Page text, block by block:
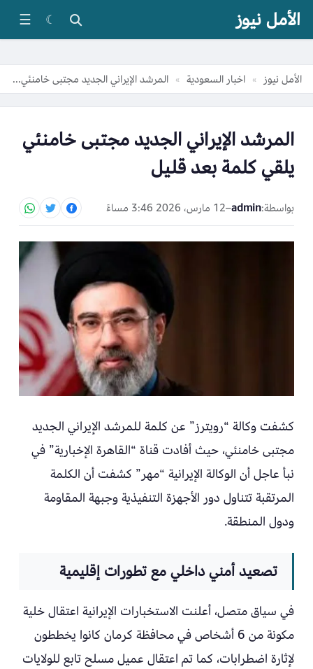
الأمل نيوز ☾
☰
الأمل نيوز » اخبار السعودية » المرشد الإيراني الجديد مجتبى خامنئي يلقي كلمة بعد قليل
المرشد الإيراني الجديد مجتبى خامنئي
يلقي كلمة بعد قليل
بواسطة:admin
–12 مارس، 2026 3:46 مساءً
كشفت وكالة “رويترز” عن كلمة للمرشد الإيراني الجديد
مجتبى خامنئي، حيث أفادت قناة “القاهرة الإخبارية” في
نبأ عاجل أن الوكالة الإيرانية “مهر” كشفت أن الكلمة
المرتقبة تتناول دور الأجهزة التنفيذية وجبهة المقاومة
ودول المنطقة.
تصعيد أمني داخلي مع تطورات إقليمية
في سياق متصل، أعلنت الاستخبارات الإيرانية اعتقال خلية
مكونة من 6 أشخاص في محافظة كرمان كانوا يخططون
لإثارة اضطرابات، كما تم اعتقال عميل مسلح تابع للولايات